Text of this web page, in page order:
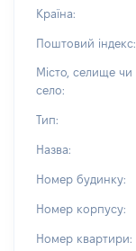
Країна:
Поштовий індекс:
Місто, селище чи
село:
Тип:
Назва:
Номер будинку:
Номер корпусу:
Номер квартири: